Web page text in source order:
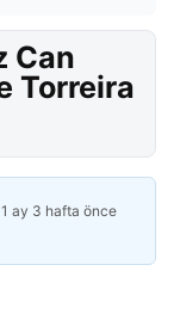
Can
Torreira
1 ay 3 hafta önce